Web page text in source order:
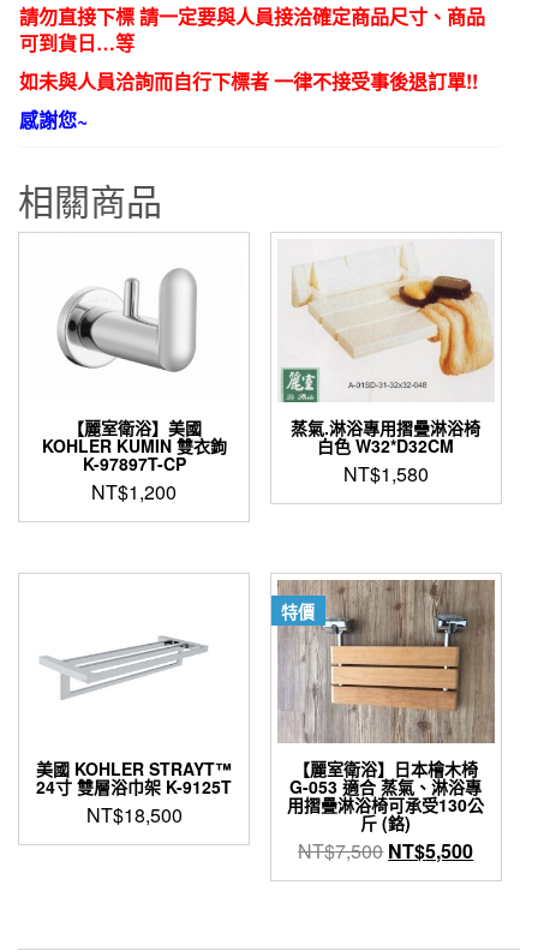
置
物
板
式
單
衛
生
請勿直接下標 請一定要與人員接洽確定商品尺寸、商品
可到貨日…等
如未與人員洽詢而自行下標者 一律不接受事後退訂單!!
感謝您~
相關商品
【麗室衛浴】美國
KOHLER KUMIN 雙衣鉤
K-97897T-CP
NT$1,200
蒸氣.淋浴專用摺疊淋浴椅
白色 W32*D32CM
NT$1,580
美國 KOHLER STRAYT™
24寸 雙層浴巾架 K-9125T
NT$18,500
特價
【麗室衛浴】日本檜木椅
G-053 適合 蒸氣、淋浴專
用摺疊淋浴椅可承受130公
斤 (鉻)
NT$7,500 原
始
NT$5,500目
前